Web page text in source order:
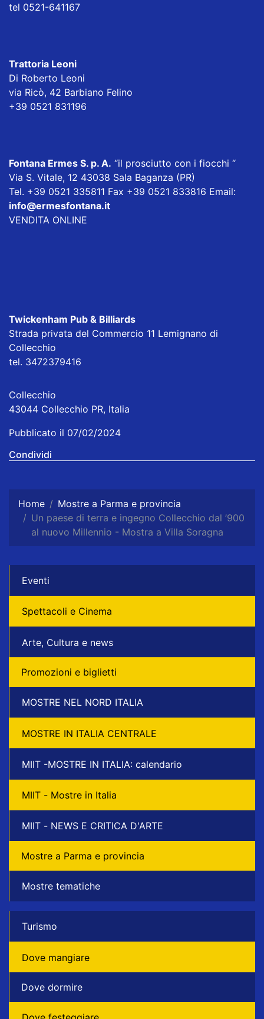
tel 0521-641167
Trattoria Leoni
Di Roberto Leoni
via Ricò, 42 Barbiano Felino
+39 0521 831196
Fontana Ermes S. p. A. “il prosciutto con i fiocchi “
Via S. Vitale, 12 43038 Sala Baganza (PR)
Tel. +39 0521 335811 Fax +39 0521 833816 Email:
info@ermesfontana.it
VENDITA ONLINE
Twickenham Pub & Billiards
Strada privata del Commercio 11 Lemignano di
Collecchio
tel. 3472379416
Collecchio
43044 Collecchio PR, Italia
Pubblicato il 07/02/2024
Condividi
Home
Mostre a Parma e provincia
Un paese di terra e ingegno Collecchio dal ’900
al nuovo Millennio - Mostra a Villa Soragna
Eventi
Spettacoli e Cinema
Arte, Cultura e news
Promozioni e biglietti
MOSTRE NEL NORD ITALIA
MOSTRE IN ITALIA CENTRALE
MIIT -MOSTRE IN ITALIA: calendario
MIIT - Mostre in Italia
MIIT - NEWS E CRITICA D'ARTE
Mostre a Parma e provincia
Mostre tematiche
Turismo
Dove mangiare
Dove dormire